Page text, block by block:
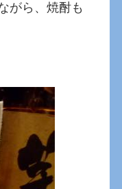
がら、焼酎も